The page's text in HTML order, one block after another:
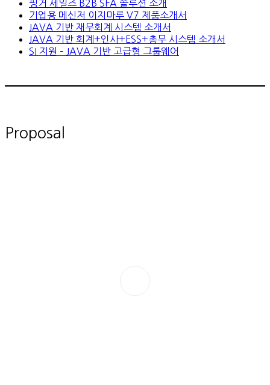
핑거 세일즈 B2B SFA 솔루션 소개
기업용 메신저 이지마루 V7 제품소개서
JAVA 기반 재무회계 시스템 소개서
JAVA 기반 회계+인사+ESS+총무 시스템 소개서
SI 지원 – JAVA 기반 고급형 그룹웨어
Proposal